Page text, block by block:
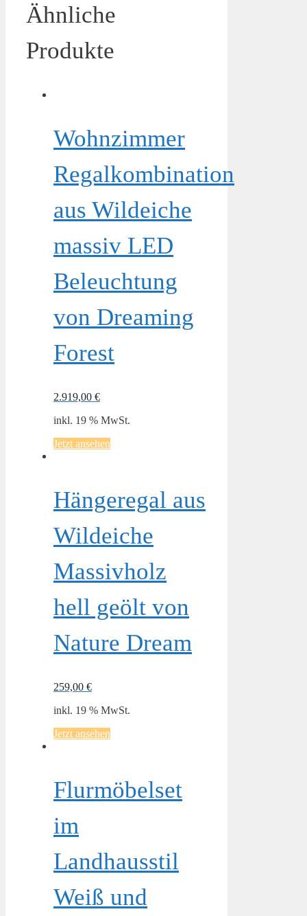
Ähnliche
Produkte
Wohnzimmer
Regalkombination
aus Wildeiche
massiv LED
Beleuchtung
von Dreaming
Forest
2.919,00 €
inkl. 19 % MwSt.
Jetzt ansehen
Hängeregal aus
Wildeiche
Massivholz
hell geölt von
Nature Dream
259,00 €
inkl. 19 % MwSt.
Jetzt ansehen
Flurmöbelset
im
Landhausstil
Weiß und